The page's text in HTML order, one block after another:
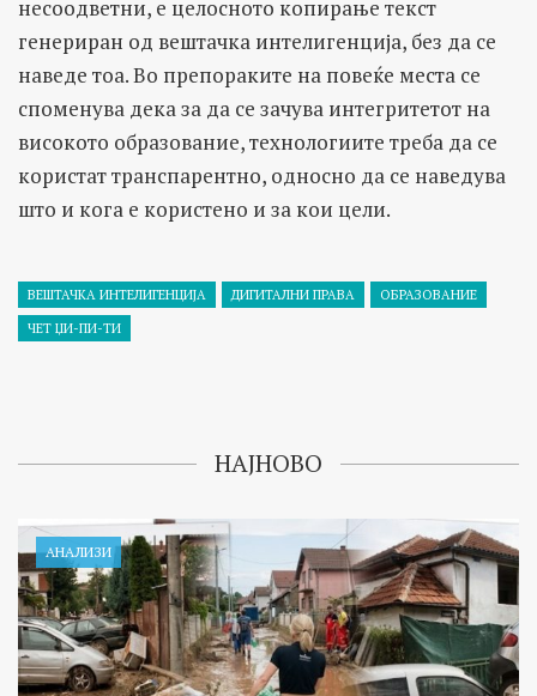
несоодветни, е целосното копирање текст
генериран од вештачка интелигенција, без да се
наведе тоа. Во препораките на повеќе места се
споменува дека за да се зачува интегритетот на
високото образование, технологиите треба да се
користат транспарентно, односно да се наведува
што и кога е користено и за кои цели.
ВЕШТАЧКА ИНТЕЛИГЕНЦИЈА ДИГИТАЛНИ ПРАВА
ОБРАЗОВАНИЕ
ЧЕТ ЏИ-ПИ-ТИ
НАЈНОВО
АНАЛИЗИ